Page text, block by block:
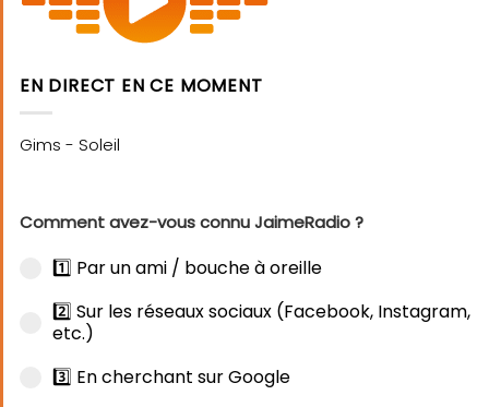
EN DIRECT EN CE MOMENT
Comment avez-vous connu JaimeRadio ?
1️⃣ Par un ami / bouche à oreille
2️⃣ Sur les réseaux sociaux (Facebook, Instagram,
etc.)
3️⃣ En cherchant sur Google